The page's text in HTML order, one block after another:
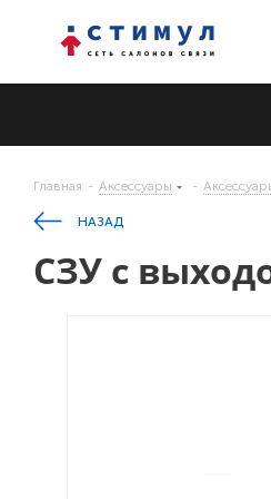
Главная - Аксессуары -
НАЗАД
СЗУ с